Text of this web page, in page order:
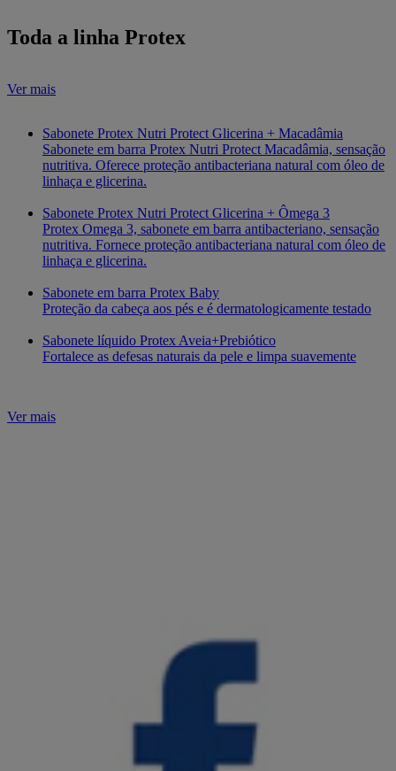
Toda a linha Protex
Ver mais
Sabonete Protex Nutri Protect Glicerina + Macadâmia
Sabonete em barra Protex Nutri Protect Macadâmia, sensação
nutritiva. Oferece proteção antibacteriana natural com óleo de
linhaça e glicerina.
Sabonete Protex Nutri Protect Glicerina + Ômega 3
Protex Omega 3, sabonete em barra antibacteriano, sensação
nutritiva. Fornece proteção antibacteriana natural com óleo de
linhaça e glicerina.
Sabonete em barra Protex Baby
Proteção da cabeça aos pés e é dermatologicamente testado
Sabonete líquido Protex Aveia+Prebiótico
Fortalece as defesas naturais da pele e limpa suavemente
Ver mais